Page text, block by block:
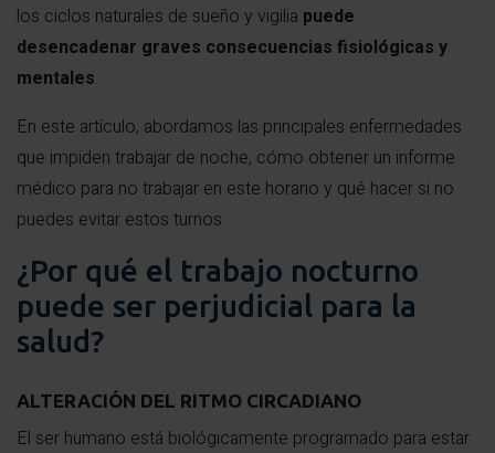
los ciclos naturales de sueño y vigilia puede
desencadenar graves consecuencias fisiológicas y
mentales.
En este artículo, abordamos las principales enfermedades
que impiden trabajar de noche, cómo obtener un informe
médico para no trabajar en este horario y qué hacer si no
puedes evitar estos turnos.
¿Por qué el trabajo nocturno
puede ser perjudicial para la
salud?
ALTERACIÓN DEL RITMO CIRCADIANO
El ser humano está biológicamente programado para estar